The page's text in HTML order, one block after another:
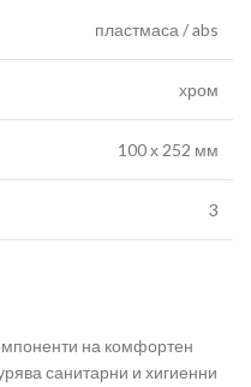
пластмаса / abs
хром
100 х 252 мм
3
на комфортен
санитарни и хигиенни